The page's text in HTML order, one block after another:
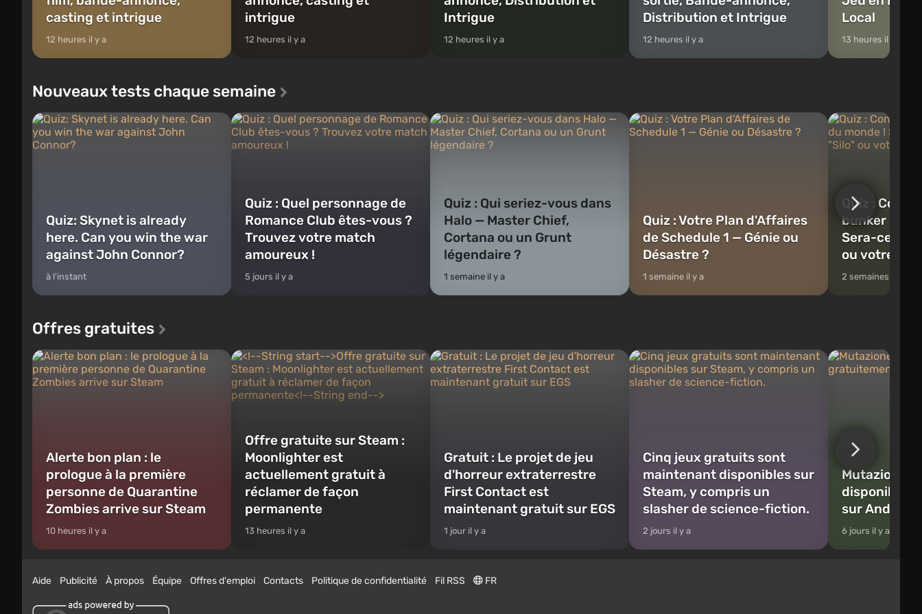
casting et intrigue
12 heures il y a
intrigue
12 heures il y a
Intrigue
12 heures il y a
Distribution et Intrigue
12 heures il y a
Local
13 heures il y a
Nouveaux tests chaque semaine
Quiz: Skynet is already
here. Can you win the war
against John Connor?
à l'instant
Quiz : Quel personnage de
Romance Club êtes-vous ?
Trouvez votre match
amoureux !
5 jours il y a
Quiz : Qui seriez-vous dans
Halo — Master Chief,
Cortana ou un Grunt
légendaire ?
1 semaine il y a
Quiz : Votre Plan d'Affaires
de Schedule 1 — Génie ou
Désastre ?
1 semaine il y a
Quiz :
bunker de
Sera-ce
ou votre
2 semaines il y a
Offres gratuites
Alerte bon plan : le
prologue à la première
personne de Quarantine
Zombies arrive sur Steam
10 heures il y a
Offre gratuite sur Steam :
Moonlighter est
actuellement gratuit à
réclamer de façon
permanente
13 heures il y a
Gratuit : Le projet de jeu
d'horreur extraterrestre
First Contact est
maintenant gratuit sur EGS
1 jour il y a
Cinq jeux gratuits sont
maintenant disponibles sur
Steam, y compris un
slasher de science-fiction.
2 jours il y a
Mutazione
disponible
sur Android
6 jours il y a
Aide Publicité À propos Équipe Offres d'emploi Contacts Politique de confidentialité Fil RSS FR